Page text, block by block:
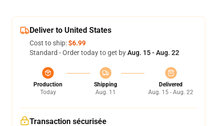
Deliver to United States
Cost to ship:$6.99
Standard - Order today to get byAug. 15 - Aug. 22
Production
Today
Shipping
Aug. 11
Delivered
Aug. 15 - Aug. 22
Transaction sécurisée